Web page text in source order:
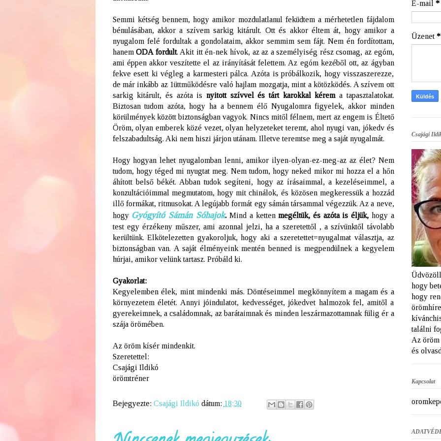
Semmi kétség bennem, hogy amikor mozdulatlanul feküdtem a mérhetetlen fájdalom
bénulásában, akkor a szívem sarkig kitárult. Ott és akkor éltem át, hogy amikor a
nyugalom felé fordultak a gondolataim, akkor semmim sem fájt. Nem én fordítottam,
hanemODA fordult. Akit itt én-nek hívok, az az a személyiség rész csomag, az egóm,
ami éppen akkor veszítette el az irányítását felettem. Az egóm kezéből ott, az ágyban
fekve esett ki végleg a karmesteri pálca. Azóta is próbálkozik, hogy visszaszerezze,
de már inkább az 1üttműködésre való hajlam mozgatja, mint a kötözködés. A szívem ott
sarkig kitárult, és azóta is nyitott szívvel és tárt karokkal kérem a tapasztalatokat.
Biztosan tudom azóta, hogy ha a bennem élő Nyugalomra figyelek, akkor minden
körülmények között biztonságban vagyok. Nincs mitől félnem, mert az engem is Éltető
Öröm, olyan emberek közé vezet, olyan helyzeteket teremt, ahol nyugi van, jókedv és
felszabadultság. Aki nem hiszi járjon utánam. Illetve teremtse meg a saját nyugalmát.
Hogy hogyan lehet nyugalomban lenni, amikor ilyen-olyan-ez-meg-az az élet? Nem
tudom, hogy téged mi nyugtat meg. Nem tudom, hogy neked mikor mi hozza el a hőn
áhított belső békét. Abban tudok segíteni, hogy az írásaimmal, a kezeléseimmel, a
konzultációimmal megmutatom, hogy mit chinálok, és közösen megkeressük a hozzád
illő formákat, ritmusokat. A legújabb formát egy sámán társammal végezzük. Az a neve,
hogy Gyógyító Sámán Sóhajok. Mind a kettenmegéltük, és azóta is éljük, hogy a
test egy érzékeny műszer, ami azonnal jelzi, ha a szeretettől , a szívünktől távolabb
kerültünk. Elkötelezetten gyakoroljuk, hogy aki a szeretettet=nyugalmat választja, az
biztonságban van. A saját élményeink mentén benned is megpendülnek a kegyelem
húrjai, amikor velünk tartasz. Próbáld ki.
Gyakorlat:
Kegyelemben élek, mint mindenki más. Döntéseimmel megkönnyítem a magam és a
környezetem életét. Annyi jóindulatot, kedvességet, jókedvet halmozok fel, amitől a
gyerekeimnek, a családomnak, az barátaimnak és minden leszármazottamnak fülig ér a
szája örömében.
Az öröm kísér mindenkit.
Szeretettel:
Csajági Ildikó
örömtréner
Bejegyezte: Csajági Ildikó dátum: 18:30
E-mail *
Üzenet *
Csajági
hogy
hogy
találni
Az
és
Kapcsolat